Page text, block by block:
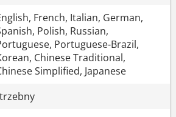
French, Italian, German,
Polish, Russian,
Portuguese-Brazil,
Chinese Traditional,
Simplified, Japanese